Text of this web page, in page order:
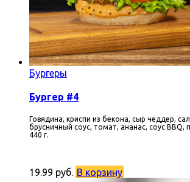
Бургеры
Бургер #4
Говядина, криспи из бекона, сыр чеддер,
брусничный соус, томат, ананас, соус BBQ,
440 г.
19.99 руб. В корзину